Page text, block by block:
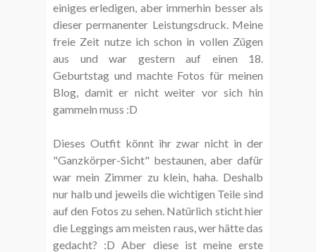
einiges erledigen, aber immerhin besser als
dieser permanenter Leistungsdruck. Meine
freie Zeit nutze ich schon in vollen Zügen
aus und war gestern auf einen 18.
Geburtstag und machte Fotos für meinen
Blog, damit er nicht weiter vor sich hin
gammeln muss :D
Dieses Outfit könnt ihr zwar nicht in der
"Ganzkörper-Sicht" bestaunen, aber dafür
war mein Zimmer zu klein, haha. Deshalb
nur halb und jeweils die wichtigen Teile sind
auf den Fotos zu sehen. Natürlich sticht hier
die Leggings am meisten raus, wer hätte das
gedacht? :D Aber diese ist meine erste